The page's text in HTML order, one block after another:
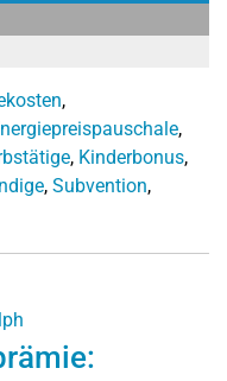
,
,
, Kinderbonus,
, Subvention,